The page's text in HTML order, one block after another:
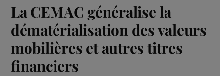
La CEMAC généralise la
dématérialisation des valeurs
mobilières et autres titres
financiers